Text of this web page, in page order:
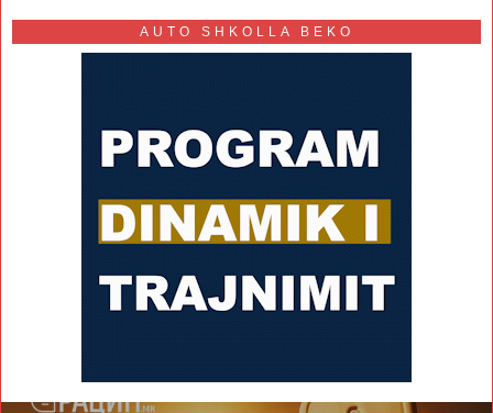
AUTO SHKOLLA BEKO